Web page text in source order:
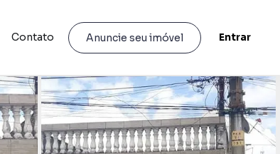
Contato Anuncie seu imóvel Entrar